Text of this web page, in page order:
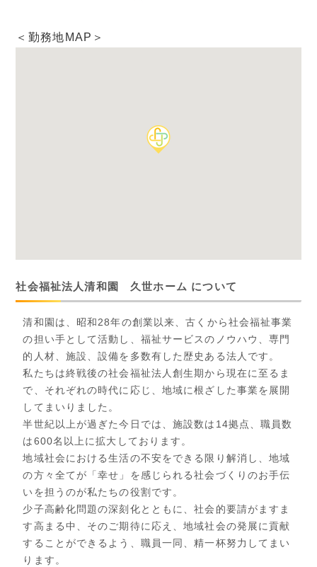
＜勤務地MAP＞
社会福祉法人清和園 久世ホーム について
清和園は、昭和28年の創業以来、古くから社会福祉事業
の担い手として活動し、福祉サービスのノウハウ、専門
的人材、施設、設備を多数有した歴史ある法人です。
私たちは終戦後の社会福祉法人創生期から現在に至るま
で、それぞれの時代に応じ、地域に根ざした事業を展開
してまいりました。
半世紀以上が過ぎた今日では、施設数は14拠点、職員数
は600名以上に拡大しております。
地域社会における生活の不安をできる限り解消し、地域
の方々全てが「幸せ」を感じられる社会づくりのお手伝
いを担うのが私たちの役割です。
少子高齢化問題の深刻化とともに、社会的要請がますま
す高まる中、そのご期待に応え、地域社会の発展に貢献
することができるよう、職員一同、精一杯努力してまい
ります。